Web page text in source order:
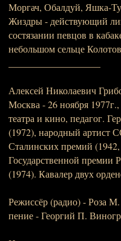
Моргач, Обалдуй, Яшка-
Жиздры - действующий
состязании певцов в
небольшом сельце
Алексей Николаевич
Москва - 26 ноября
театра и кино, педагог.
(1972), народный артист
Сталинских премий
Государственной
(1974). Кавалер двух
Режиссёр (радио) - Роза
пение - Георгий П.